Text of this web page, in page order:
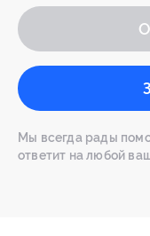
Мы всегда рады
ответит на любой